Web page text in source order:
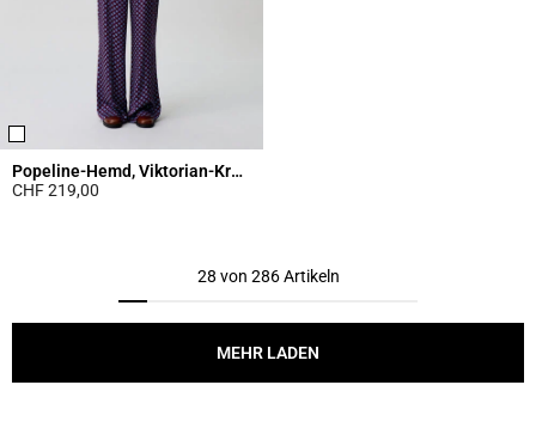
Popeline-Hemd, Viktorian-Kragen
CHF 219,00
28 von 286 Artikeln
MEHR LADEN